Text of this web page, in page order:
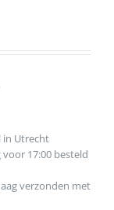
in Utrecht
17:00 besteld
verzonden met